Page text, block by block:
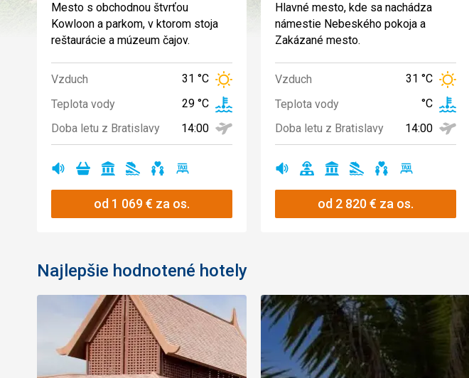
Mesto s obchodnou štvrťou
Kowloon a parkom, v ktorom stoja
reštaurácie a múzeum čajov.
Vzduch
31 °C
Teplota vody
29 °C
Doba letu z Bratislavy
14:00
AnoAnoAnoAnoAnoAno
od 1 069€ za os.
Hlavné mesto, kde sa nachádza
námestie Nebeského pokoja a
Zakázané mesto.
Vzduch
31 °C
Teplota vody
°C
Doba letu z Bratislavy
14:00
AnoAnoAnoAnoAnoAno
od 2 820€ za os.
Najlepšie hodnotené hotely